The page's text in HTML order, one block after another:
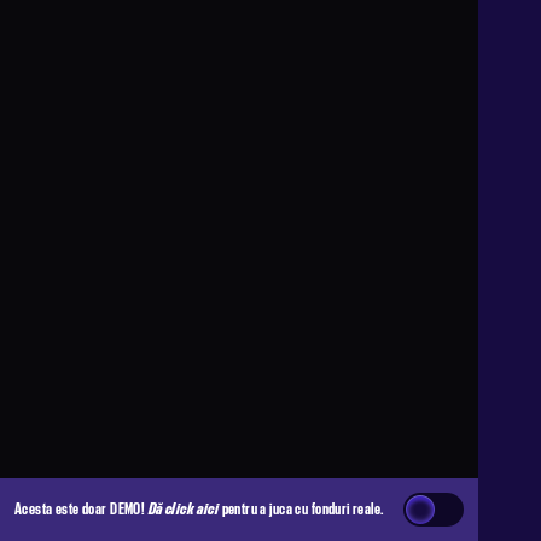
Acesta este doar DEMO!Dă click aicipentru a juca cu fonduri reale.